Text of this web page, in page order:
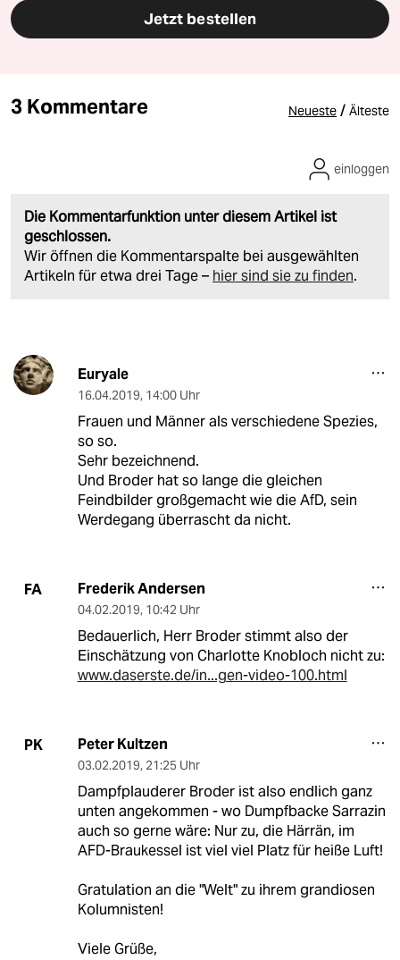
Jetzt bestellen
3 Kommentare Neueste / Älteste
Die Kommentarfunktion unter diesem Artikel ist
geschlossen.
Wir öffnen die Kommentarspalte bei ausgewählten
Artikeln für etwa drei Tage – hier sind sie zu finden.
einloggen
Euryale
16.04.2019, 14:00 Uhr
Frauen und Männer als verschiedene Spezies,
so so.
Sehr bezeichnend.
Und Broder hat so lange die gleichen
Feindbilder großgemacht wie die AfD, sein
Werdegang überrascht da nicht.
FA Frederik Andersen
04.02.2019, 10:42 Uhr
Bedauerlich, Herr Broder stimmt also der
Einschätzung von Charlotte Knobloch nicht zu:
www.daserste.de/in...gen-video-100.html
PK Peter Kultzen
03.02.2019, 21:25 Uhr
Dampfplauderer Broder ist also endlich ganz
unten angekommen - wo Dumpfbacke Sarrazin
auch so gerne wäre: Nur zu, die Härrän, im
AFD-Braukessel ist viel viel Platz für heiße Luft!
Gratulation an die "Welt" zu ihrem grandiosen
Kolumnisten!
Viele Grüße,